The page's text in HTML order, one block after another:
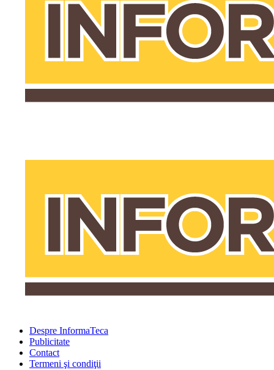
Despre InformaTeca
Publicitate
Contact
Termeni şi condiţii